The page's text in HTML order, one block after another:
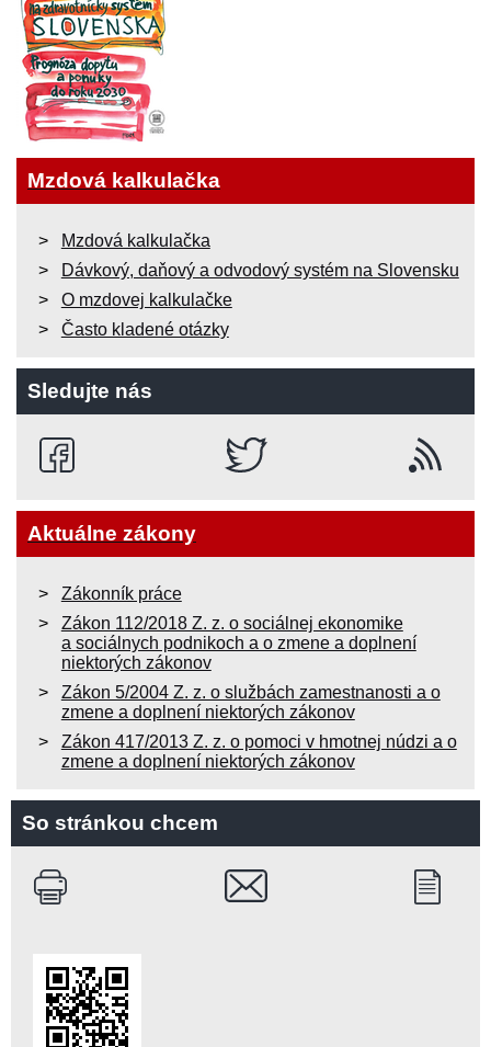
Mzdová kalkulačka
Mzdová kalkulačka
Dávkový, daňový a odvodový systém na Slovensku
O mzdovej kalkulačke
Často kladené otázky
Sledujte nás
Aktuálne zákony
Zákonník práce
Zákon 112/2018 Z. z. o sociálnej ekonomike
a sociálnych podnikoch a o zmene a doplnení
niektorých zákonov
Zákon 5/2004 Z. z. o službách zamestnanosti a o
zmene a doplnení niektorých zákonov
Zákon 417/2013 Z. z. o pomoci v hmotnej núdzi a o
zmene a doplnení niektorých zákonov
So stránkou chcem